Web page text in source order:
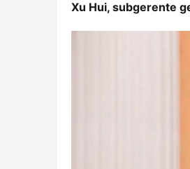
Xu Hui, subgerente